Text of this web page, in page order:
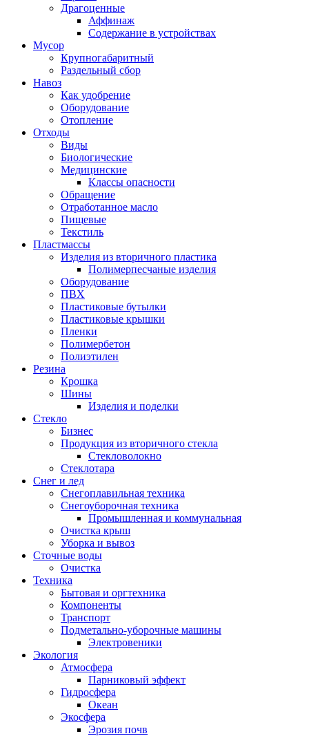
Драгоценные
Аффинаж
Содержание в устройствах
Мусор
Крупногабаритный
Раздельный сбор
Навоз
Как удобрение
Оборудование
Отопление
Отходы
Виды
Биологические
Медицинские
Классы опасности
Обращение
Отработанное масло
Пищевые
Текстиль
Пластмассы
Изделия из вторичного пластика
Полимерпесчаные изделия
Оборудование
ПВХ
Пластиковые бутылки
Пластиковые крышки
Пленки
Полимербетон
Полиэтилен
Резина
Крошка
Шины
Изделия и поделки
Стекло
Бизнес
Продукция из вторичного стекла
Стекловолокно
Стеклотара
Снег и лед
Снегоплавильная техника
Снегоуборочная техника
Промышленная и коммунальная
Очистка крыш
Уборка и вывоз
Сточные воды
Очистка
Техника
Бытовая и оргтехника
Компоненты
Транспорт
Подметально-уборочные машины
Электровеники
Экология
Атмосфера
Парниковый эффект
Гидросфера
Океан
Экосфера
Эрозия почв